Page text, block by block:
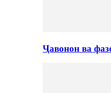
Ҷавонон ва